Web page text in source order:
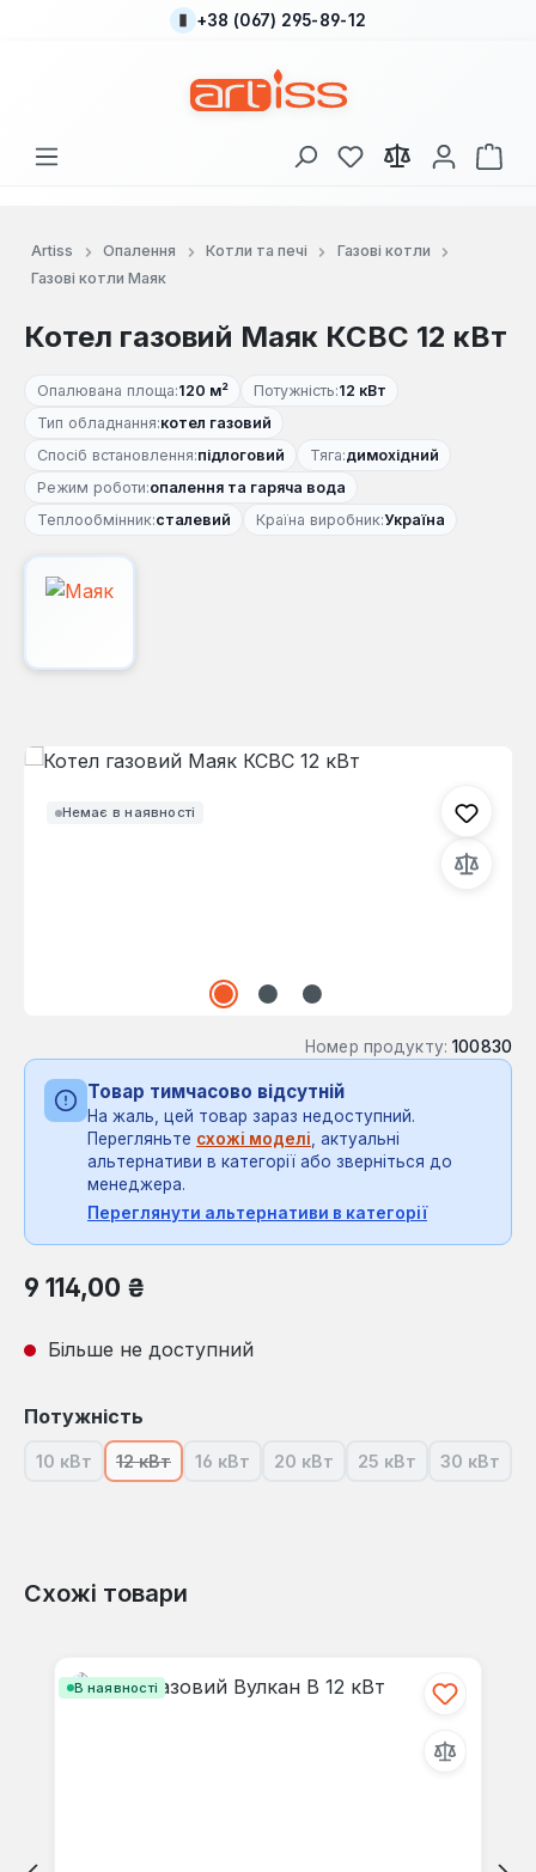
Перейти до основного вмісту
+38 (067) 295-89-12
У вас є 0 у списку
Artiss Опалення Котли та печі
Газові котли
Газові котли Маяк
Котел газовий Маяк КСВС 12 кВт
Опалювана площа:120 м² Потужність:12 кВт
Тип обладнання:котел газовий
Спосіб встановлення:підлоговий Тяга:димохідний
Режим роботи:опалення та гаряча вода
Теплообмінник:сталевий Країна виробник:Україна
Немає в наявності
Пропустити галерею зображень
Номер продукту: 100830
Товар тимчасово відсутній
На жаль, цей товар зараз недоступний.
Перегляньте схожі моделі, актуальні
альтернативи в категорії або зверніться до
менеджера.
Переглянути альтернативи в категорії
Звичайна ціна:
9 114,00 ₴
Більше не доступний
Виберіть
Потужність
10 кВт(Ця опція наразі недоступна.)
12 кВт(Ця опція наразі недоступна.)
16 кВт(Ця опція наразі недоступна.)
20 кВт(Ця опція наразі
25 кВт(Ця опція наразі
30 кВт
(Ця
Схожі товари
В наявності